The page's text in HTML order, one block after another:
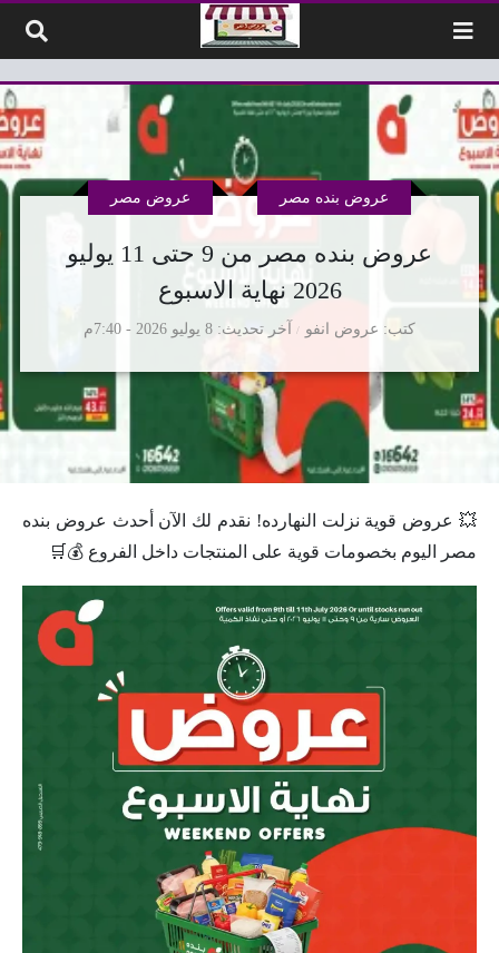
عروض بنده مصر من 9 حتى 11 يوليو
2026 نهاية الاسبوع
كتب عروض انفو
عروض بنده مصر عروض مصر
آخر تحديث 8 يوليو 2026 - 7:40م
💥 عروض قوية نزلت النهارده! نقدم لك الآن أحدث عروض بنده
مصر اليوم بخصومات قوية على المنتجات داخل الفروع 💰🛒